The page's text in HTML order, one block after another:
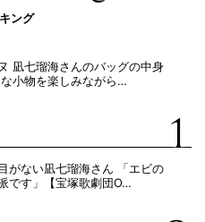
ング
凪七瑠海さんのバッグの中身
小物を楽しみながら…
がない凪七瑠海さん 「エビの
です」【宝塚歌劇団O…